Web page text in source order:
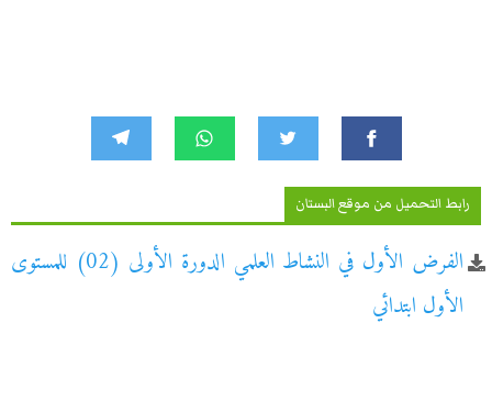
رابط التحميل من موقع البستان
الفرض الأول في النشاط العلمي الدورة الأولى (02) للمستوى
الأول ابتدائي